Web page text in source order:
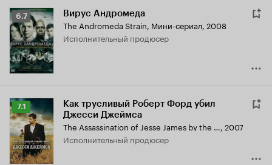
Рейтинг
Кинопоиска
6.7
6.7 Вирус Андромеда
The Andromeda Strain, Мини-сериал, 2008
исполнительный продюсер
Рейтинг
Кинопоиска
7.1
7.1
Как трусливый Роберт Форд убил
Джесси Джеймса
The Assassination of Jesse James by the Coward Robert Ford, 2007
исполнительный продюсер